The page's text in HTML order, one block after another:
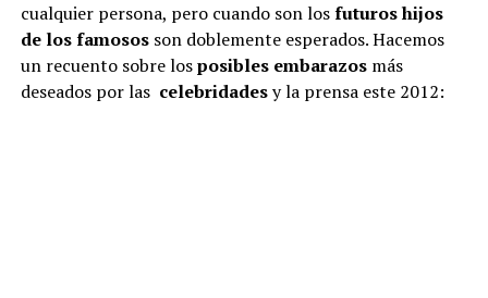
cualquier persona, pero cuando son losfuturos hijos
de los famososson doblemente esperados. Hacemos
un recuento sobre losposibles embarazosmás
deseados por las celebridadesy la prensa este 2012: